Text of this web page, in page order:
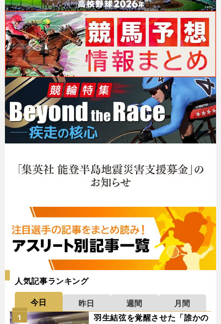
人気記事ランキング
今日 昨日 週間
月間
羽生結弦を覚醒させた「誰かの
1